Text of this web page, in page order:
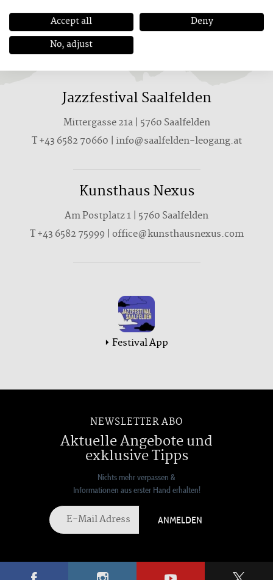
Burgenland
Jazzfestival Saalfelden
Mittergasse 21a | 5760 Saalfelden
T+43 6582 70660 | info@saalfelden-leogang.at
Kunsthaus Nexus
Am Postplatz 1 | 5760 Saalfelden
T+43 6582 75999 | office@kunsthausnexus.com
Festival App
NEWSLETTER ABO
Aktuelle Angebote und
exklusive Tipps
Nichts mehr verpassen &
Informationen aus erster Hand erhalten!
ANMELDEN
Accept all
Deny
No, adjust